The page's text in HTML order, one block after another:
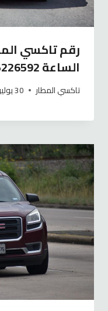
رقم تاكسي
الساعة 55226592
تاكسي المطار 30 يوليو، 2024